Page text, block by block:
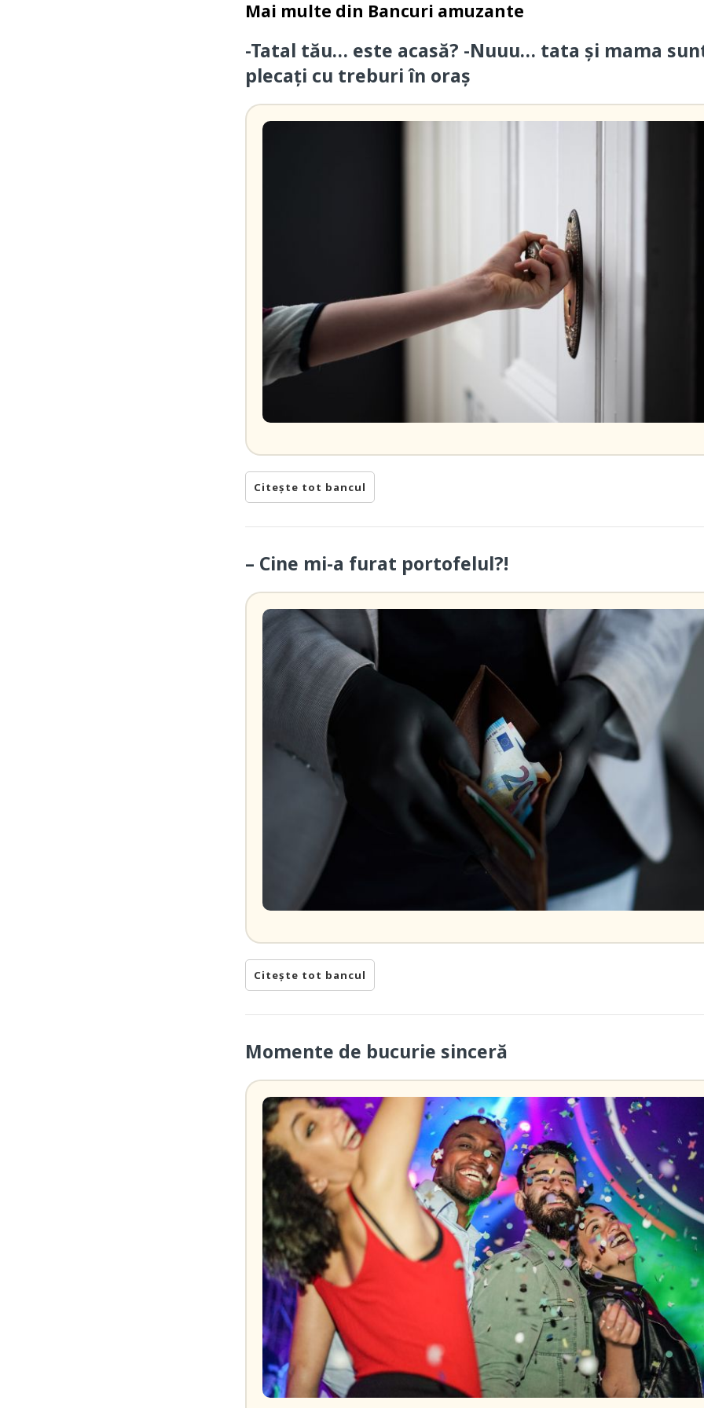
Mai multe din Bancuri amuzante
-Tatal tău… este acasă? -Nuuu… tata și mama
plecați cu treburi în oraș
Citește tot bancul
– Cine mi-a furat portofelul?!
Citește tot bancul
Momente de bucurie sinceră